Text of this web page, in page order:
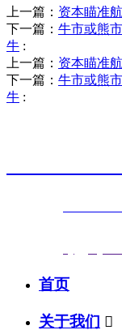
上一篇： 资本瞄准
下一篇： 牛市或熊
牛 :
上一篇： 资本瞄准
下一篇： 牛市或熊
牛 :
首页
关于我们 